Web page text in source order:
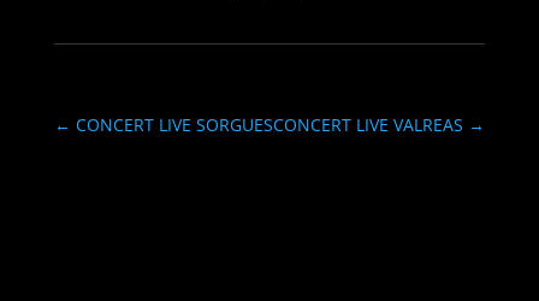
← CONCERT LIVE SORGUESCONCERT LIVE VALREAS →